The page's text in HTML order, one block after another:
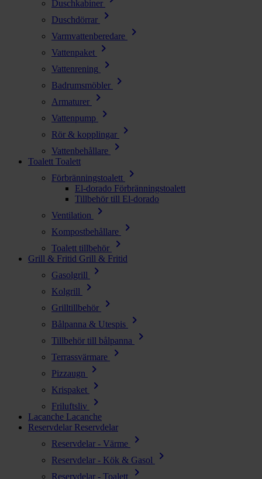
Duschkabiner
Duschdörrar chevron_right
Varmvattenberedare chevron_right
Vattenpaket chevron_right
Vattenrening chevron_right
Badrumsmöbler chevron_right
Armaturer chevron_right
Vattenpump chevron_right
Rör & kopplingar chevron_right
Vattenbehållare chevron_right
Toalett Toalett
Förbränningstoalett
chevron_right
El-dorado Förbränningstoalett
Tillbehör till El-dorado
Ventilation
chevron_right
Kompostbehållare chevron_right
Toalett tillbehör chevron_right
Grill & Fritid Grill & Fritid
Gasolgrill
chevron_right
Kolgrill chevron_right
Grilltillbehör chevron_right
Bålpanna & Utespis chevron_right
Tillbehör till bålpanna chevron_right
Terrassvärmare chevron_right
Pizzaugn chevron_right
Krispaket chevron_right
Friluftsliv chevron_right
Lacanche Lacanche
Reservdelar Reservdelar
Reservdelar - Värme
chevron_right
Reservdelar - Kök & Gasol chevron_right
Reservdelar - Toalett chevron_right